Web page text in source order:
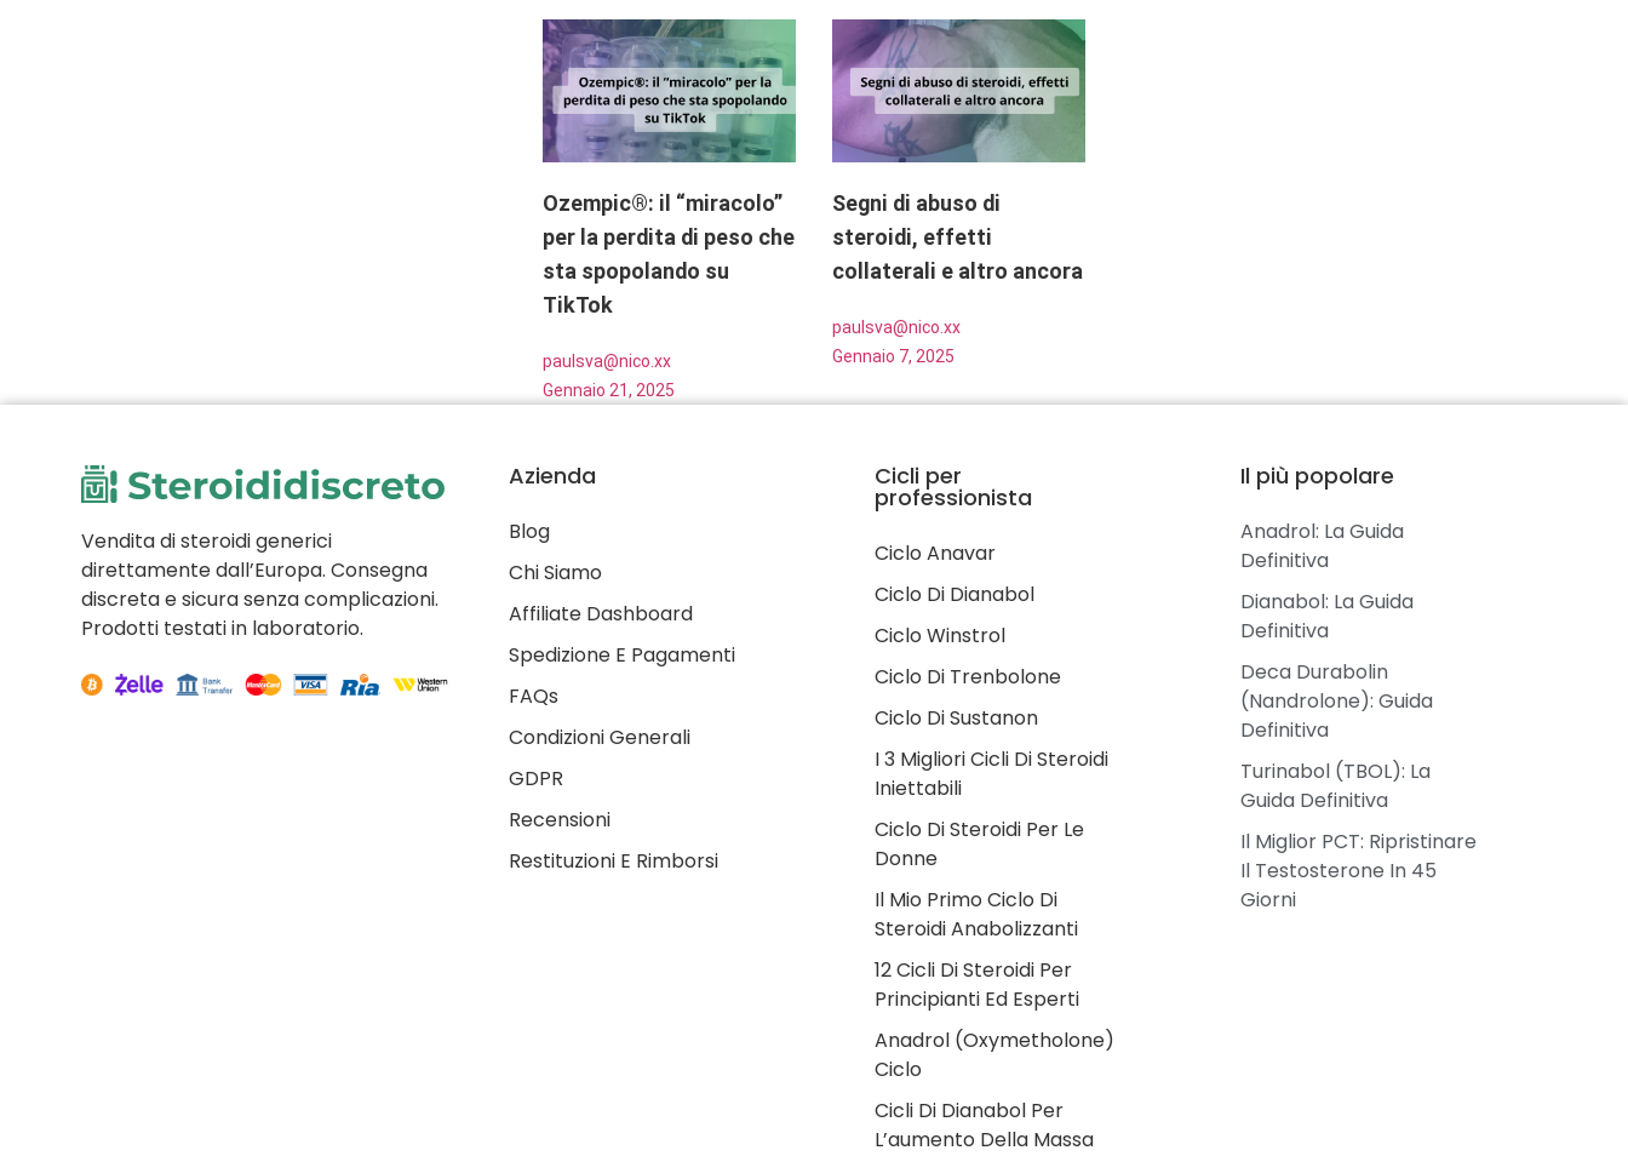
Ozempic®: il “miracolo”
per la perdita di peso che
sta spopolando su
TikTok
paulsva@nico.xx
Gennaio 21, 2025
Segni di abuso di
steroidi, effetti
collaterali e altro ancora
paulsva@nico.xx
Gennaio 7, 2025
Vendita di steroidi generici
direttamente dall’Europa. Consegna
discreta e sicura senza complicazioni.
Prodotti testati in laboratorio.
Azienda
Blog
Chi Siamo
Affiliate Dashboard
Spedizione E Pagamenti
FAQs
Condizioni Generali
GDPR
Recensioni
Restituzioni E Rimborsi
Cicli per
professionista
Ciclo Anavar
Ciclo Di Dianabol
Ciclo Winstrol
Ciclo Di Trenbolone
Ciclo Di Sustanon
I 3 Migliori Cicli Di Steroidi
Iniettabili
Ciclo Di Steroidi Per Le
Donne
Il Mio Primo Ciclo Di
Steroidi Anabolizzanti
12 Cicli Di Steroidi Per
Principianti Ed Esperti
Anadrol (Oxymetholone)
Ciclo
Cicli Di Dianabol Per
L’aumento Della Massa
Il più popolare
Anadrol: La Guida
Definitiva
Dianabol: La Guida
Definitiva
Deca Durabolin
(Nandrolone): Guida
Definitiva
Turinabol (TBOL): La
Guida Definitiva
Il Miglior PCT: Ripristinare
Il Testosterone In 45
Giorni